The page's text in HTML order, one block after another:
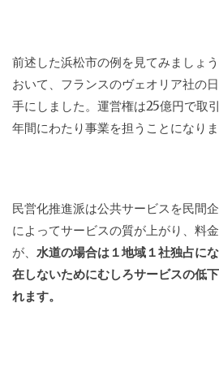
前述した浜松市の例を見てみましょ
おいて、フランスのヴェオリア社の
手にしました。運営権は25億円で取
年間にわたり事業を担うことになりま
民営化推進派は公共サービスを民間
によってサービスの質が上がり、料
が、 水道の場合は１地域１社独占に
在しないためにむしろサービスの低
れます。